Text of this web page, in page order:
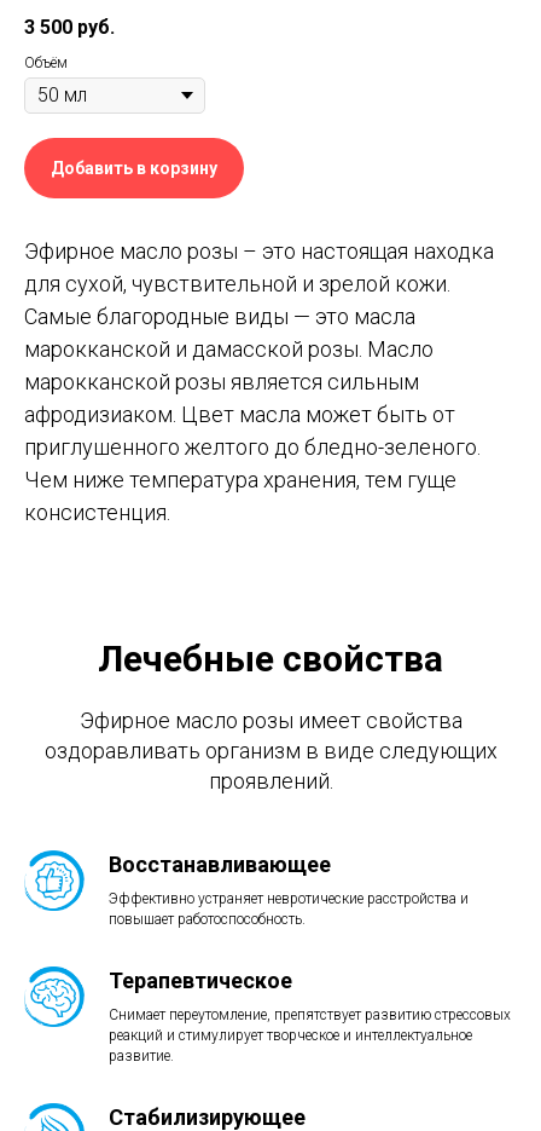
3 500 руб.
Объём
Добавить в корзину
Эфирное масло розы – это настоящая находка
для сухой, чувствительной и зрелой кожи.
Самые благородные виды — это масла
марокканской и дамасской розы. Масло
марокканской розы является сильным
афродизиаком. Цвет масла может быть от
приглушенного желтого до бледно-зеленого.
Чем ниже температура хранения, тем гуще
консистенция.
Лечебные свойства
Эфирное масло розы имеет свойства
оздоравливать организм в виде следующих
проявлений.
Восстанавливающее
Эффективно устраняет невротические расстройства и
повышает работоспособность.
Терапевтическое
Снимает переутомление, препятствует развитию стрессовых
реакций и стимулирует творческое и интеллектуальное
развитие.
Стабилизирующее